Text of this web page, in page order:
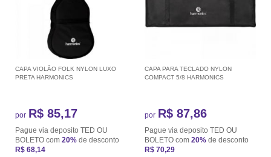
CAPA VIOLÃO FOLK NYLON LUXO
PRETA HARMONICS
por R$ 85,17
Pague via deposito TED OU
BOLETO com 20% de desconto
R$ 68,14
CAPA PARA TECLADO NYLON
COMPACT 5/8 HARMONICS
por R$ 87,86
Pague via deposito TED OU
BOLETO com 20% de desconto
R$ 70,29